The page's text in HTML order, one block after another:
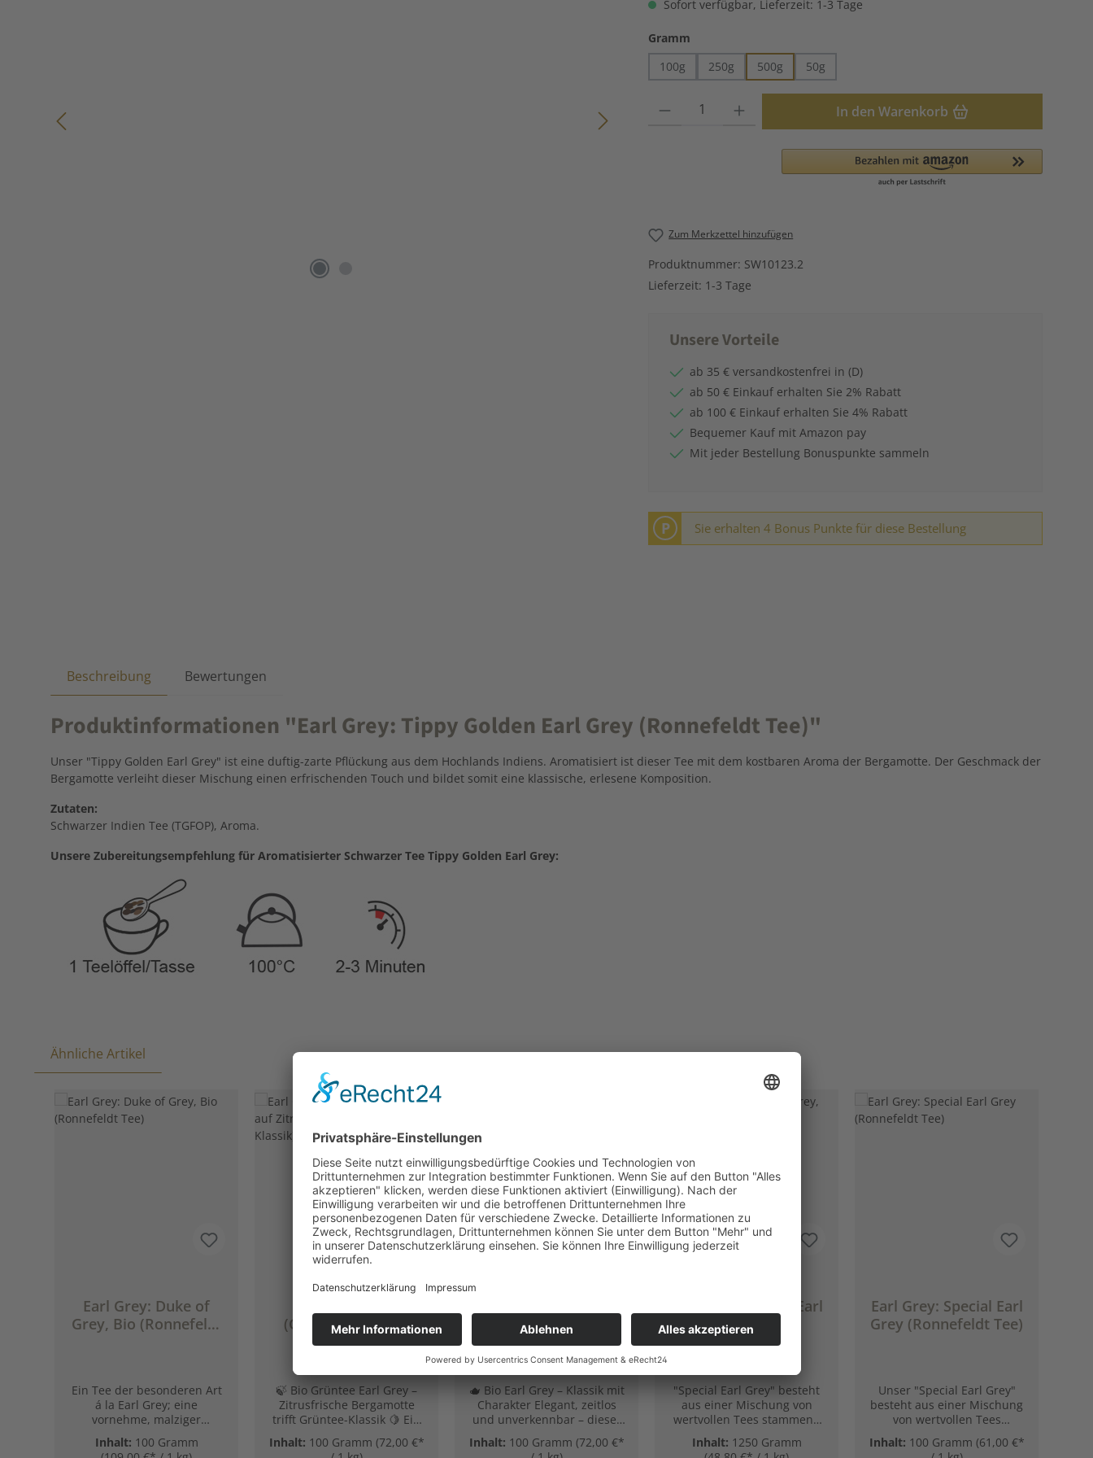
Sofort verfügbar, Lieferzeit: 1-3 Tage
Gramm
100g
250g 500g 50g
Produkt Anzahl: Gib den gewünschten Wert ein oder benutze die Schaltflächen
In den Warenkorb
Zum Merkzettel hinzufügen
Produktnummer: SW10123.2
Lieferzeit: 1-3 Tage
Unsere Vorteile
ab 35 € versandkostenfrei in (D)
ab 50 € Einkauf erhalten Sie 2% Rabatt
ab 100 € Einkauf erhalten Sie 4% Rabatt
Bequemer Kauf mit Amazon pay
Mit jeder Bestellung Bonuspunkte sammeln
P Sie erhalten 4 Bonus Punkte für diese Bestellung
Beschreibung Bewertungen
Produktinformationen "Earl Grey: Tippy Golden Earl Grey (Ronnefeldt Tee)"
Unser "Tippy Golden Earl Grey" ist eine duftig-zarte Pflückung aus dem Hochlands Indiens. Aromatisiert ist dieser Tee mit dem kostbaren Aroma der Bergamotte. Der Geschmack der
Bergamotte verleiht dieser Mischung einen erfrischenden Touch und bildet somit eine klassische, erlesene Komposition.
Zutaten:
Schwarzer Indien Tee (TGFOP), Aroma.
Unsere Zubereitungsempfehlung für Aromatisierter Schwarzer Tee Tippy Golden Earl Grey:
Ähnliche Artikel
Produktgalerie überspringen
Earl Grey: Duke of
Grey, Bio (Ronnefeldt
Ein Tee der besonderen Art
á la Earl Grey; eine
vornehme, malziger
Schwarzer Tee mit einem
spritzig-frischem Schuss
Inhalt: 100 Gramm
Durchschnittliche Bewertung von 5 von 5 Sternen
(Grüntee trifft auf
Zitrusfrische
🍃 Bio Grüntee Earl Grey –
Zitrusfrische Bergamotte
trifft Grüntee-Klassik 🍋 Ein
erfrischend neuer Blick auf
einen alten Klassiker: Unser
Inhalt: 100 Gramm (72,00 €*
Durchschnittliche Bewertung von 5 von 5 Sternen
Bio (Schwarzer Tee)
🫖 Bio Earl Grey – Klassik mit
Charakter Elegant, zeitlos
und unverkennbar – dieser
BIO Earl Grey ist eine
Hommage an den britischen
Inhalt: 100 Gramm (72,00 €*
Earl Grey: Special Earl
Grey, 1,25kg
(Ronnefeldt Tee -
"Special Earl Grey" besteht
aus einer Mischung von
wertvollen Tees stammend
aus Indien und dem
verführerischen Aroma der
Inhalt: 1250 Gramm
Earl Grey: Special Earl
Grey (Ronnefeldt Tee)
Unser "Special Earl Grey"
besteht aus einer Mischung
von wertvollen Tees
stammend aus Indien und
dem verführerischen Aroma
Inhalt: 100 Gramm (61,00 €*